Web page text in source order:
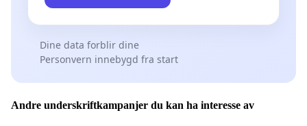
Hageman, Ellen, teolog
Hegstad, Harald, professor i systematisk teologi,
Heiene, Gunnar, professor i etikk, MF
Henriksen, Jan-Olav, professor i systematisk
teologi, MF
Dine data forblir dine
Personvern innebygd fra start
Andre underskriftkampanjer du kan ha interesse av